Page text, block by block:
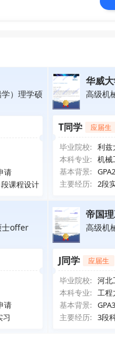
）理学硕
请
课程设计
华威
高级机
T同学 应届生
毕业院校: 利兹
本科专业: 机械
基本背景:
主要经历: 2段
士offer
请
习
帝国
高级机
J同学 应届生
毕业院校: 河北
本科专业: 工程
基本背景:
主要经历: 3段